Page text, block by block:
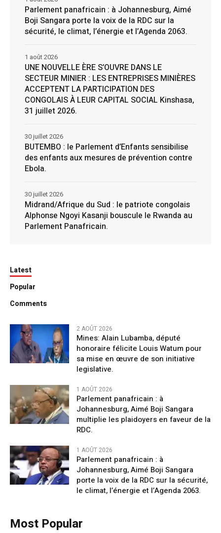
Parlement panafricain : à Johannesburg, Aimé
Boji Sangara porte la voix de la RDC sur la
sécurité, le climat, l’énergie et l’Agenda 2063.
UNE NOUVELLE ÈRE S’OUVRE DANS LE
SECTEUR MINIER : LES ENTREPRISES MINIÈRES
ACCEPTENT LA PARTICIPATION DES
CONGOLAIS À LEUR CAPITAL SOCIAL Kinshasa,
31 juillet 2026.
1 août 2026
BUTEMBO : le Parlement d’Enfants sensibilise
des enfants aux mesures de prévention contre
Ebola.
30 juillet 2026
Midrand/Afrique du Sud : le patriote congolais
Alphonse Ngoyi Kasanji bouscule le Rwanda au
Parlement Panafricain.
30 juillet 2026
Latest
Popular
Comments
2 AOÛT 2026
Mines: Alain Lubamba, député
honoraire félicite Louis Watum pour
sa mise en œuvre de son initiative
legislative.
1 AOÛT 2026
Parlement panafricain : à
Johannesburg, Aimé Boji Sangara
multiplie les plaidoyers en faveur de la
RDC.
1 AOÛT 2026
Parlement panafricain : à
Johannesburg, Aimé Boji Sangara
porte la voix de la RDC sur la sécurité,
le climat, l’énergie et l’Agenda 2063.
Most Popular